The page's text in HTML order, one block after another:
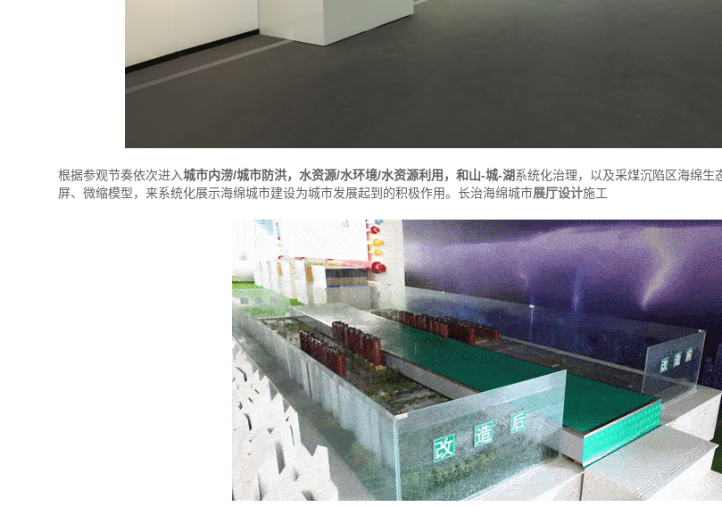
根据参观节奏依次进入城市内涝/城市防洪，水资源/水环境/水资源利用，和山-城-湖系统化治理，以及采煤沉陷区海绵生
屏、微缩模型，来系统化展示海绵城市建设为城市发展起到的积极作用。长治海绵城市展厅设计施工